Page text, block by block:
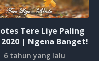
Tere Liye Paling
| Ngena Banget!
6 tahun yang lalu